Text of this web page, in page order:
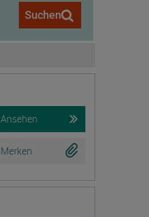
Suchen
Ansehen
Merken